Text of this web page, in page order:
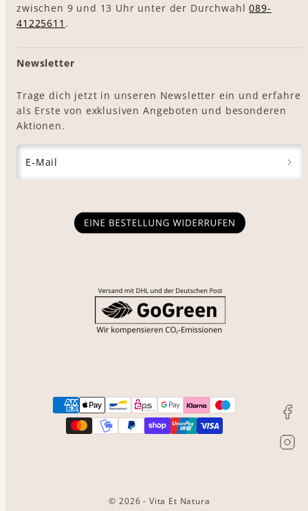
zwischen 9 und 13 Uhr unter der Durchwahl089-
41225611 .
Newsletter
Trage dich jetzt in unseren Newsletter ein und erfahre
als Erste von exklusiven Angeboten und besonderen
Aktionen.
E-Mail
Zahlungsarten
Facebook
Instagram
© 2026 - Vita Et Natura